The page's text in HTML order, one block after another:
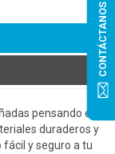
pensando en
duraderos y
y seguro a tu
CONTÁCTANOS